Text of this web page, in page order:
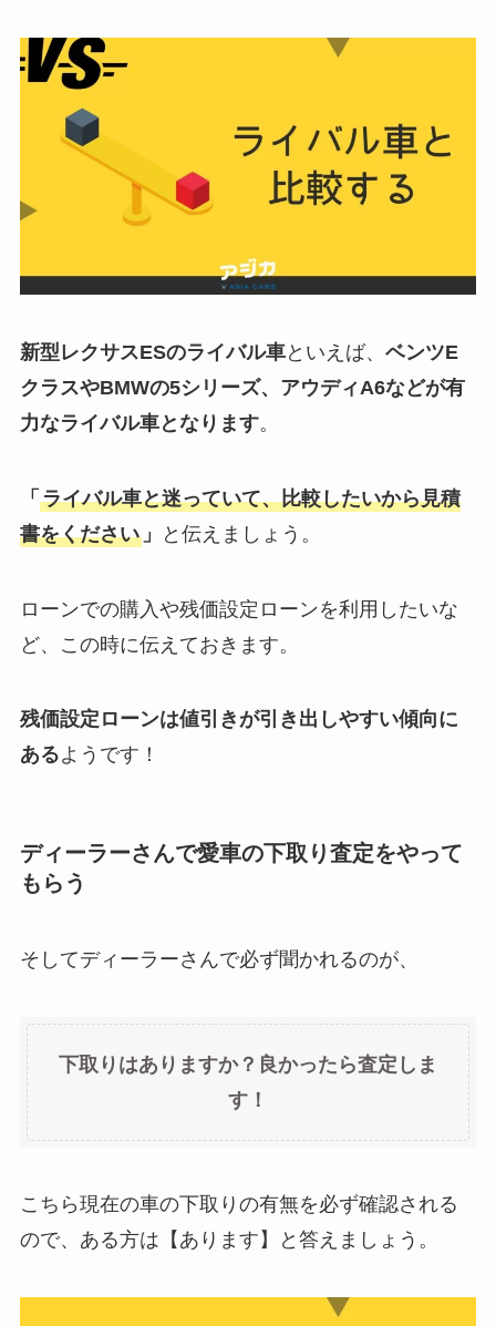
新型レクサスESのライバル車といえば、 ベンツE
クラスやBMWの5シリーズ、アウディA6などが有
力なライバル車となります。
「 ライバル車と迷っていて、比較したいから見積
書をください」 と伝えましょう。
ローンでの購入や残価設定ローンを利用したいな
ど、この時に伝えておきます。
残価設定ローンは値引きが引き出しやすい傾向に
あるようです！
ディーラーさんで愛車の下取り査定をやって
もらう
そしてディーラーさんで必ず聞かれるのが、
下取りはありますか？良かったら査定しま
す！
こちら現在の車の下取りの有無を必ず確認される
ので、ある方は【あります】と答えましょう。